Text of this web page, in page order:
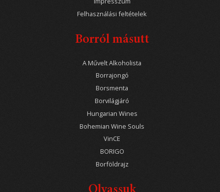
Felhasználási feltételek
Borról másutt
A Művelt Alkoholista
Borrajongó
Borsmenta
Borvilágjáró
Hungarian Wines
Bohemian Wine Souls
VinCE
BORIGO
Borföldrajz